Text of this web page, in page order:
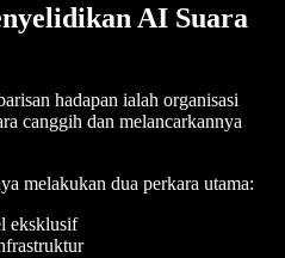
AI Suara
hadapan ialah organisasi
canggih dan melancarkannya
melakukan dua perkara utama:
eksklusif